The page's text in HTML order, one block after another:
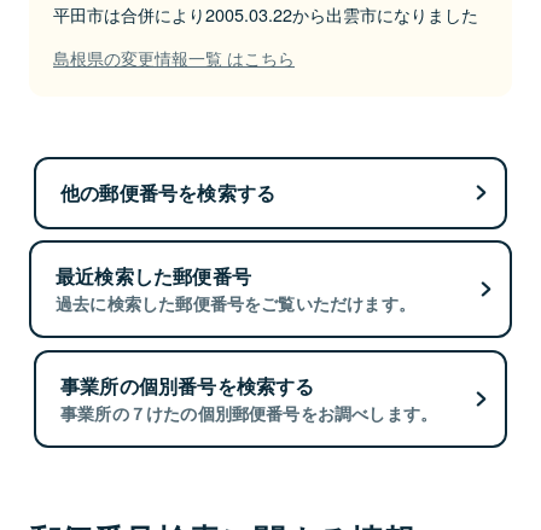
平田市は合併により2005.03.22から出雲市になりました
島根県の変更情報一覧 はこちら
他の郵便番号を検索する
最近検索した郵便番号
過去に検索した郵便番号をご覧いただけます。
事業所の個別番号を検索する
事業所の７けたの個別郵便番号をお調べします。